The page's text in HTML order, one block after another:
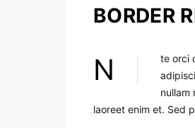
BORDER
Nte orci dapibus libero. A aenean vivamus vulputate magnis dolor felis. Blandit massa etiam
nullam
laoreet enim et. Sed